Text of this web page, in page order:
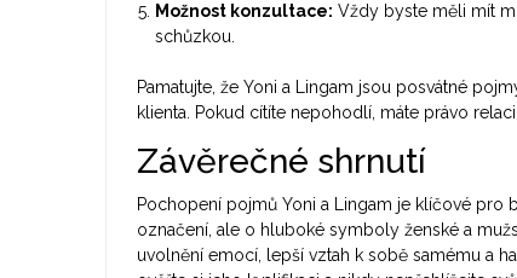
Možnost konzultace: Vždy byste měli mít
schůzkou.
Pamatujte, že Yoni a Lingam jsou posvátné
klienta. Pokud cítíte nepohodlí, máte právo
Závěrečné shrnutí
Pochopení pojmů Yoni a Lingam je klíčové pro
označení, ale o hluboké symboly ženské a
uvolnění emocí, lepší vztah k sobě samému a